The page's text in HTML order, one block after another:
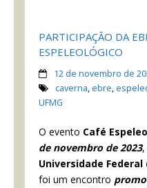
PARTICIPAÇÃO DA
ESPELEOLÓGICO
12 de novembro de
caverna, ebre,
UFMG
O evento Café
de novembro de 2023,
Universidade Federal
foi um encontro